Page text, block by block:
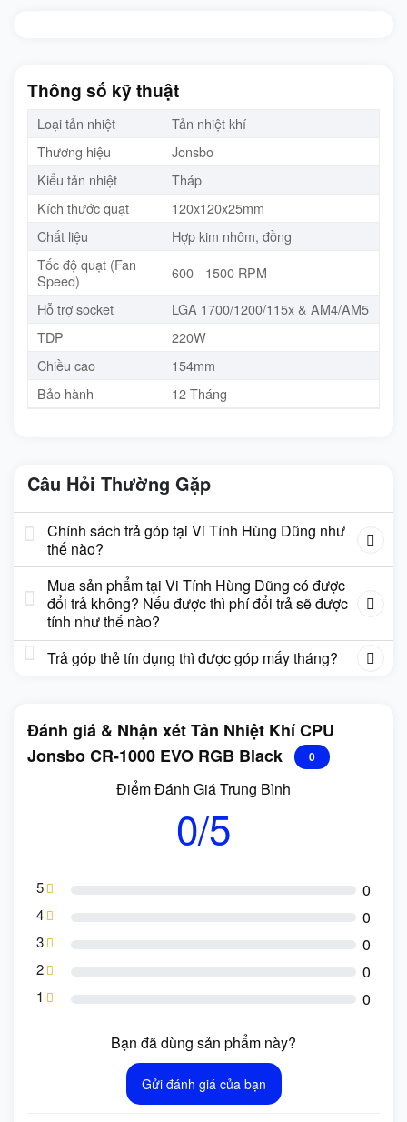
Thông số kỹ thuật
Loại tản nhiệt
Tản nhiệt khí
Thương hiệu
Jonsbo
Kiểu tản nhiệt
Tháp
Kích thước quạt
120x120x25mm
Chất liệu
Hợp kim nhôm, đồng
Tốc độ quạt (Fan
Speed)
600 - 1500 RPM
Hỗ trợ socket
LGA 1700/1200/115x & AM4/AM5
TDP
220W
Chiều cao
154mm
Bảo hành
12 Tháng
Câu Hỏi Thường Gặp
Chính sách trả góp tại Vi Tính Hùng Dũng như
thế nào?
Mua sản phẩm tại Vi Tính Hùng Dũng có được
đổi trả không? Nếu được thì phí đổi trả sẽ được
tính như thế nào?
Trả góp thẻ tín dụng thì được góp mấy tháng?
Đánh giá & Nhận xét Tản Nhiệt Khí CPU
Jonsbo CR-1000 EVO RGB Black
0
Điểm Đánh Giá Trung Bình
0/5
5 0
4 0
3 0
2 0
1 0
Bạn đã dùng sản phẩm này?
Gửi đánh giá của bạn